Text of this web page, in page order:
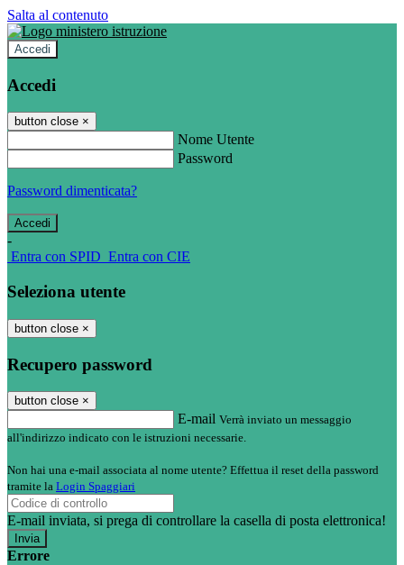
Salta al contenuto
Accedi
Accedi
button close ×
Nome Utente
Password
Password dimenticata?
-
Entra con SPID Entra con CIE
Seleziona utente
button close ×
Recupero password
button close ×
E-mail Verrà inviato un messaggio
all'indirizzo indicato con le istruzioni necessarie.
Non hai una e-mail associata al nome utente? Effettua il reset della password
tramite la Login Spaggiari
E-mail inviata, si prega di controllare la casella di posta elettronica!
Errore